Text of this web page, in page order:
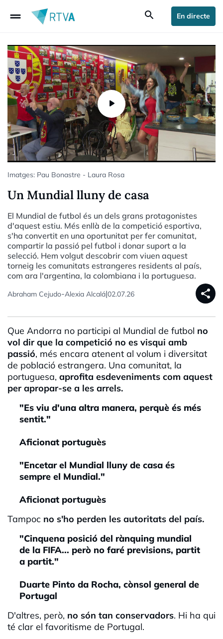
drag_handle search En directe
Imatges: Pau Bonastre - Laura Rosa
Un Mundial lluny de casa
El Mundial de futbol és un dels grans protagonistes
d'aquest estiu. Més enllà de la competició esportiva,
s'ha convertit en una oportunitat per fer comunitat,
compartir la passió pel futbol i donar suport a la
selecció. Hem volgut descobrir com viuen aquest
torneig les comunitats estrangeres residents al país,
com ara l'argentina, la colombiana i la portuguesa.
Abraham Cejudo-Alexia Alcalá|02.07.26 share
Que Andorra no participi al Mundial de futbol no
vol dir que la competició no es visqui amb
passió, més encara atenent al volum i diversitat
de població estrangera. Una comunitat, la
portuguesa, aprofita esdeveniments com aquest
per apropar-se a les arrels.
"Es viu d'una altra manera, perquè és més
sentit."
Aficionat portuguès
"Encetar el Mundial lluny de casa és
sempre el Mundial."
Aficionat portuguès
Tampoc no s'ho perden les autoritats del país.
"Cinquena posició del rànquing mundial
de la FIFA... però no faré previsions, partit
a partit."
Duarte Pinto da Rocha, cònsol general de
Portugal
D'altres, però, no són tan conservadors. Hi ha qui
té clar el favoritisme de Portugal.